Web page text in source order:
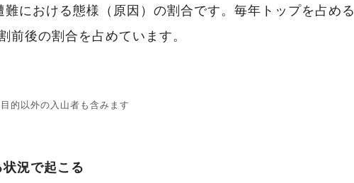
における態様（原因）の割合です。毎年トップを占める
後の割合を占めています。
的以外の入山者も含みます
状況で起こる